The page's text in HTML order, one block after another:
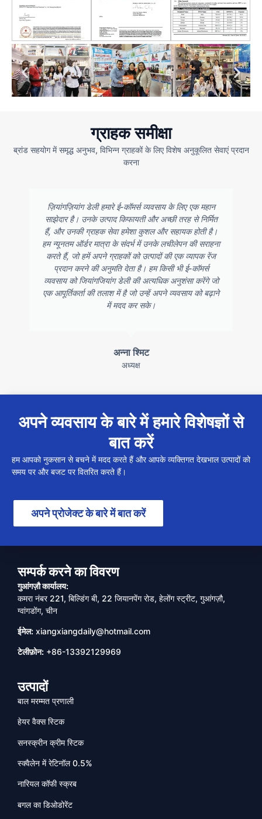
ग्राहक समीक्षा
ब्रांड सहयोग में समृद्ध अनुभव, विभिन्न ग्राहकों के लिए विशेष अनुकूलित सेवाएं प्रदान
करना
ज़ियांगज़ियांग डेली हमारे ई-कॉमर्स व्यवसाय के लिए एक महान
साझेदार है। उनके उत्पाद किफायती और अच्छी तरह से निर्मित
हैं, और उनकी ग्राहक सेवा हमेशा कुशल और सहायक होती है।
हम न्यूनतम ऑर्डर मात्रा के संदर्भ में उनके लचीलेपन की सराहना
करते हैं, जो हमें अपने ग्राहकों को उत्पादों की एक व्यापक रेंज
प्रदान करने की अनुमति देता है। हम किसी भी ई-कॉमर्स
व्यवसाय को जियांगजियांग डेली की अत्यधिक अनुशंसा करेंगे जो
एक आपूर्तिकर्ता की तलाश में है जो उन्हें अपने व्यवसाय को बढ़ाने
में मदद कर सके।
अन्ना श्मिट
अध्यक्ष
अपने व्यवसाय के बारे में हमारे विशेषज्ञों से
बात करें
हम आपको नुकसान से बचने में मदद करते हैं और आपके व्यक्तिगत देखभाल उत्पादों को
समय पर और बजट पर वितरित करते हैं।
अपने प्रोजेक्ट के बारे में बात करें
सम्पर्क करने का विवरण
गुआंगज़ौ कार्यालय:
कमरा नंबर 221, बिल्डिंग बी, 22 जियानपेंग रोड, हेलोंग स्ट्रीट, गुआंगज़ौ,
ग्वांगडोंग, चीन
ईमेल: xiangxiangdaily@hotmail.com
टेलीफ़ोन: +86-13392129969
उत्पादों
बाल मरम्मत प्रणाली
हेयर वैक्स स्टिक
सनस्क्रीन क्रीम स्टिक
स्क्वैलेन में रेटिनॉल 0.5%
नारियल कॉफी स्क्रब
बगल का डिओडोरेंट